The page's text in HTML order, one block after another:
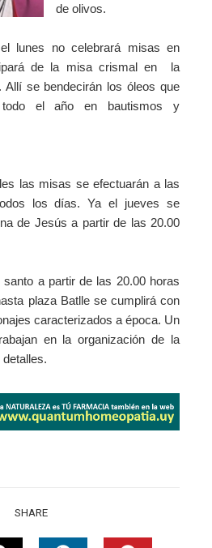
de olivos.
lunes no celebrará misas en
de la misa crismal en la
Allí se bendecirán los óleos que
el año en bautismos y
las misas se efectuarán a las
los días. Ya el jueves se
de Jesús a partir de las 20.00
a partir de las 20.00 horas
plaza Batlle se cumplirá con
caracterizados a época. Un
en la organización de la
SHARE